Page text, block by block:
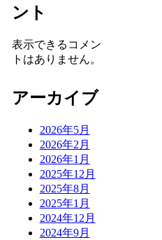
ント
表示できるコメン
トはありません。
アーカイブ
2026年5月
2026年2月
2026年1月
2025年12月
2025年8月
2025年1月
2024年12月
2024年9月